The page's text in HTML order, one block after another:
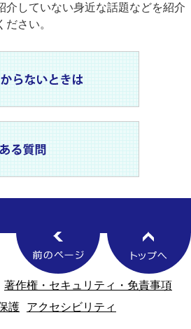
介していない身近な話題などを紹介
さい。
著作権・セキュリティ・免責事項
護
アクセシビリティ